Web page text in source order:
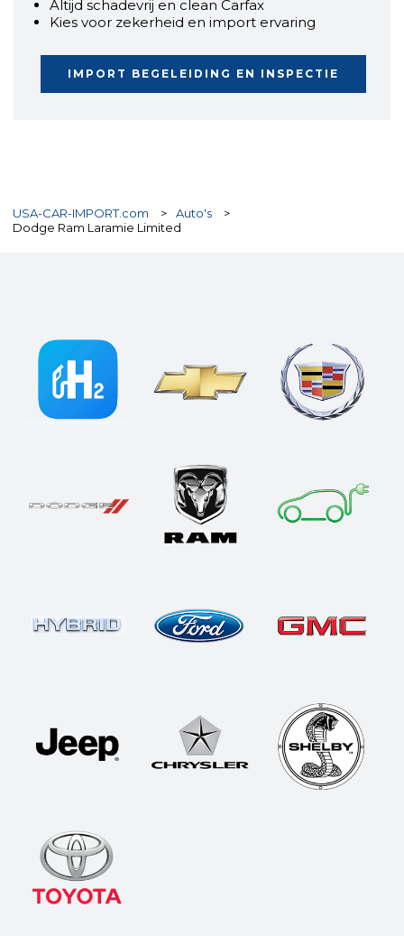
Altijd schadevrij en clean Carfax
Kies voor zekerheid en import ervaring
IMPORT BEGELEIDING EN INSPECTIE
USA-CAR-IMPORT.com > Auto's
>
Dodge Ram Laramie Limited